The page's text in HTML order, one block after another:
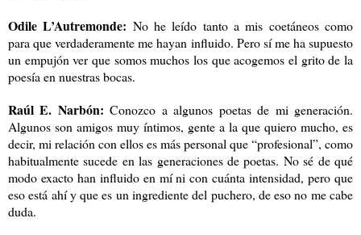
Odile L’Autremonde: No he leído tanto a mis coetáneos como
para que verdaderamente me hayan influido. Pero sí me ha supuesto
un empujón ver que somos muchos los que acogemos el grito de la
poesía en nuestras bocas.
Raúl E. Narbón: Conozco a algunos poetas de mi generación.
Algunos son amigos muy íntimos, gente a la que quiero mucho, es
decir, mi relación con ellos es más personal que “profesional”, como
habitualmente sucede en las generaciones de poetas. No sé de qué
modo exacto han influido en mí ni con cuánta intensidad, pero que
eso está ahí y que es un ingrediente del puchero, de eso no me cabe
duda.